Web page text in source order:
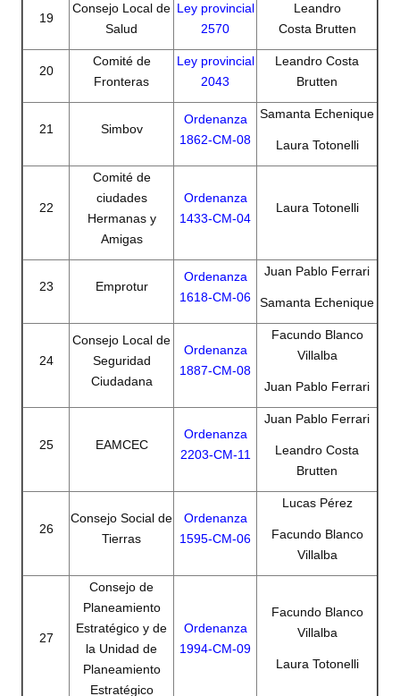
19
Consejo Local de
Salud
Ley provincial
2570
Leandro
Costa Brutten
20
Comité de
Fronteras
Ley provincial
2043
Leandro Costa
Brutten
21 Simbov
Ordenanza
1862-CM-08
Samanta Echenique
Laura Totonelli
22
Comité de
ciudades
Hermanas y
Amigas
Ordenanza
1433-CM-04
Laura Totonelli
23 Emprotur
Ordenanza
1618-CM-06
Juan Pablo Ferrari
Samanta Echenique
24
Consejo Local de
Seguridad
Ciudadana
Ordenanza
1887-CM-08
Facundo Blanco
Villalba
Juan Pablo Ferrari
25 EAMCEC
Ordenanza
2203-CM-11
Juan Pablo Ferrari
Leandro Costa
Brutten
26
Consejo Social de
Tierras
Ordenanza
1595-CM-06
Lucas Pérez
Facundo Blanco
Villalba
27
Consejo de
Planeamiento
Estratégico y de
la Unidad de
Planeamiento
Estratégico
Ordenanza
1994-CM-09
Facundo Blanco
Villalba
Laura Totonelli